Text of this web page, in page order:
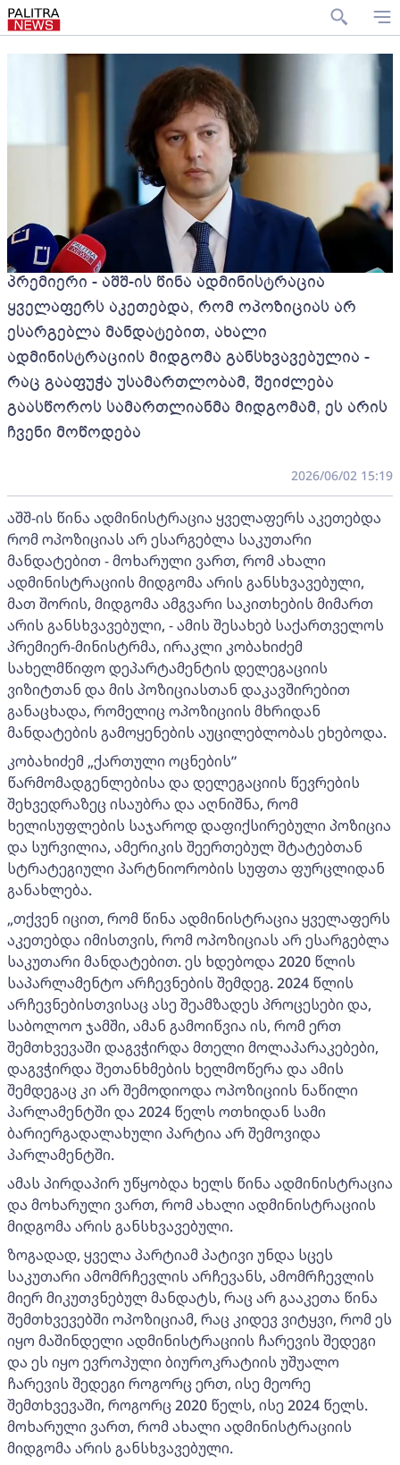
პრემიერი - აშშ-ის წინა ადმინისტრაცია
ყველაფერს აკეთებდა, რომ ოპოზიციას არ
ესარგებლა მანდატებით, ახალი
ადმინისტრაციის მიდგომა განსხვავებულია -
რაც გააფუჭა უსამართლობამ, შეიძლება
გაასწოროს სამართლიანმა მიდგომამ, ეს არის
ჩვენი მოწოდება
2026/06/02 15:19
აშშ-ის წინა ადმინისტრაცია ყველაფერს აკეთებდა
რომ ოპოზიციას არ ესარგებლა საკუთარი
მანდატებით - მოხარული ვართ, რომ ახალი
ადმინისტრაციის მიდგომა არის განსხვავებული,
მათ შორის, მიდგომა ამგვარი საკითხების მიმართ
არის განსხვავებული, - ამის შესახებ საქართველოს
პრემიერ-მინისტრმა, ირაკლი კობახიძემ
სახელმწიფო დეპარტამენტის დელეგაციის
ვიზიტთან და მის პოზიციასთან დაკავშირებით
განაცხადა, რომელიც ოპოზიციის მხრიდან
მანდატების გამოყენების აუცილებლობას ეხებოდა.
კობახიძემ „ქართული ოცნების”
წარმომადგენლებისა და დელეგაციის წევრების
შეხვედრაზეც ისაუბრა და აღნიშნა, რომ
ხელისუფლების საჯაროდ დაფიქსირებული პოზიცია
და სურვილია, ამერიკის შეერთებულ შტატებთან
სტრატეგიული პარტნიორობის სუფთა ფურცლიდან
განახლება.
„თქვენ იცით, რომ წინა ადმინისტრაცია ყველაფერს
აკეთებდა იმისთვის, რომ ოპოზიციას არ ესარგებლა
საკუთარი მანდატებით. ეს ხდებოდა 2020 წლის
საპარლამენტო არჩევნების შემდეგ. 2024 წლის
არჩევნებისთვისაც ასე შეამზადეს პროცესები და,
საბოლოო ჯამში, ამან გამოიწვია ის, რომ ერთ
შემთხვევაში დაგვჭირდა მთელი მოლაპარაკებები,
დაგვჭირდა შეთანხმების ხელმოწერა და ამის
შემდეგაც კი არ შემოდიოდა ოპოზიციის ნაწილი
პარლამენტში და 2024 წელს ოთხიდან სამი
ბარიერგადალახული პარტია არ შემოვიდა
პარლამენტში.
ამას პირდაპირ უწყობდა ხელს წინა ადმინისტრაცია
და მოხარული ვართ, რომ ახალი ადმინისტრაციის
მიდგომა არის განსხვავებული.
ზოგადად, ყველა პარტიამ პატივი უნდა სცეს
საკუთარი ამომრჩევლის არჩევანს, ამომრჩევლის
მიერ მიკუთვნებულ მანდატს, რაც არ გააკეთა წინა
შემთხვევებში ოპოზიციამ, რაც კიდევ ვიტყვი, რომ ეს
იყო მაშინდელი ადმინისტრაციის ჩარევის შედეგი
და ეს იყო ევროპული ბიუროკრატიის უშუალო
ჩარევის შედეგი როგორც ერთ, ისე მეორე
შემთხვევაში, როგორც 2020 წელს, ისე 2024 წელს.
მოხარული ვართ, რომ ახალი ადმინისტრაციის
მიდგომა არის განსხვავებული.